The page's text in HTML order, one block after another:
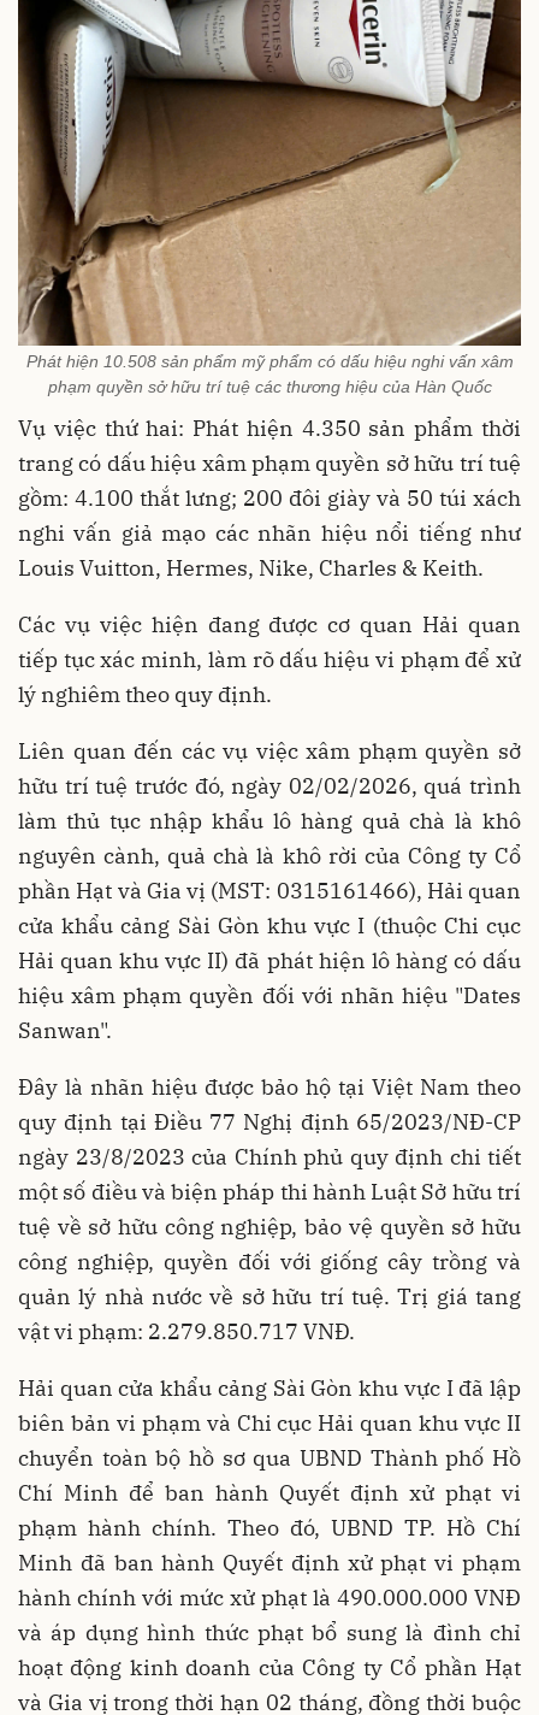
Phát hiện 10.508 sản phẩm mỹ phẩm có dấu hiệu nghi vấn xâm
phạm quyền sở hữu trí tuệ các thương hiệu của Hàn Quốc
Vụ việc thứ hai: Phát hiện 4.350 sản phẩm thời
trang có dấu hiệu xâm phạm quyền sở hữu trí tuệ
gồm: 4.100 thắt lưng; 200 đôi giày và 50 túi xách
nghi vấn giả mạo các nhãn hiệu nổi tiếng như
Louis Vuitton, Hermes, Nike, Charles & Keith.
Các vụ việc hiện đang được cơ quan Hải quan
tiếp tục xác minh, làm rõ dấu hiệu vi phạm để xử
lý nghiêm theo quy định.
Liên quan đến các vụ việc xâm phạm quyền sở
hữu trí tuệ trước đó, ngày 02/02/2026, quá trình
làm thủ tục nhập khẩu lô hàng quả chà là khô
nguyên cành, quả chà là khô rời của Công ty Cổ
phần Hạt và Gia vị (MST: 0315161466), Hải quan
cửa khẩu cảng Sài Gòn khu vực I (thuộc Chi cục
Hải quan khu vực II) đã phát hiện lô hàng có dấu
hiệu xâm phạm quyền đối với nhãn hiệu "Dates
Sanwan".
Đây là nhãn hiệu được bảo hộ tại Việt Nam theo
quy định tại Điều 77 Nghị định 65/2023/NĐ-CP
ngày 23/8/2023 của Chính phủ quy định chi tiết
một số điều và biện pháp thi hành Luật Sở hữu trí
tuệ về sở hữu công nghiệp, bảo vệ quyền sở hữu
công nghiệp, quyền đối với giống cây trồng và
quản lý nhà nước về sở hữu trí tuệ. Trị giá tang
vật vi phạm: 2.279.850.717 VNĐ.
Hải quan cửa khẩu cảng Sài Gòn khu vực I đã lập
biên bản vi phạm và Chi cục Hải quan khu vực II
chuyển toàn bộ hồ sơ qua UBND Thành phố Hồ
Chí Minh để ban hành Quyết định xử phạt vi
phạm hành chính. Theo đó, UBND TP. Hồ Chí
Minh đã ban hành Quyết định xử phạt vi phạm
hành chính với mức xử phạt là 490.000.000 VNĐ
và áp dụng hình thức phạt bổ sung là đình chỉ
hoạt động kinh doanh của Công ty Cổ phần Hạt
và Gia vị trong thời hạn 02 tháng, đồng thời buộc